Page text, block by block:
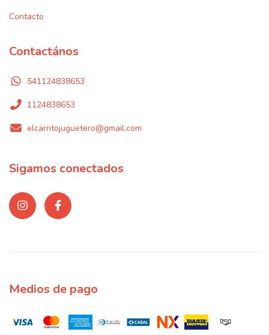
Contacto
Contactános
541124838653
1124838653
elcarritojuguetero@gmail.com
Sigamos conectados
Medios de pago